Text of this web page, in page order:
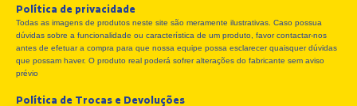
b
o
o
k
i
t
t
e
a
g
r
a
Política de privacidade
Todas as imagens de produtos neste site são meramente ilustrativas. Caso possua
dúvidas sobre a funcionalidade ou característica de um produto, favor contactar-nos
antes de efetuar a compra para que nossa equipe possa esclarecer quaisquer dúvidas
que possam haver. O produto real poderá sofrer alterações do fabricante sem aviso
prévio
Política de Trocas e Devoluções